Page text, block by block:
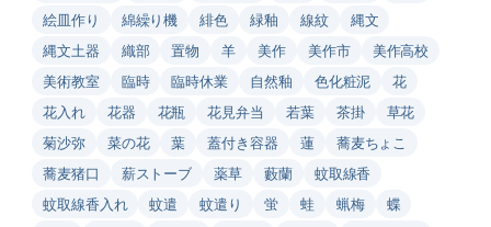
絵皿作り
綿繰り機 緋色 緑釉 線紋
縄文
縄文土器
織部 置物 羊 美作 美作市
美作高校
美術教室
臨時 臨時休業 自然釉 色化粧泥
花
花入れ
花器 花瓶 花見弁当 若葉 茶掛
草花
菊沙弥
菜の花 葉 蓋付き容器 蓮
蕎麦ちょこ
蕎麦猪口
薪ストーブ 薬草 藪蘭
蚊取線香
蚊取線香入れ
蚊遣 蚊遣り 蛍 蛙 蝋梅
蝶